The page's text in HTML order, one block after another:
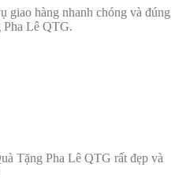
giao hàng nhanh chóng và đúng
Pha Lê QTG.
Tặng Pha Lê QTG rất đẹp và